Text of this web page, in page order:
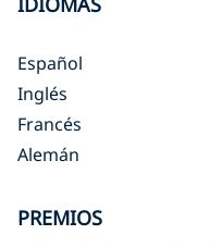
Español
Inglés
Francés
Alemán
PREMIOS